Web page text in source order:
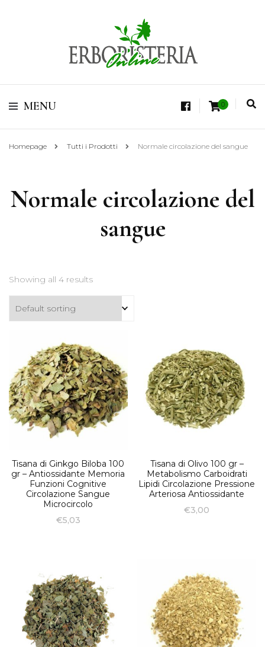
Erboristeria Shop
Online Tisane
Vendita di Botaniche, Erbe e Spezie Officinali, Tisane Terapeutiche Esclusive,
MENU 0
Homepage Tutti i Prodotti Normale circolazione del sangue
Normale circolazione del
sangue
Showing all 4 results
Tisana di Ginkgo Biloba 100
gr – Antiossidante Memoria
Funzioni Cognitive
Circolazione Sangue
Microcircolo
€5,03
Tisana di Olivo 100 gr –
Metabolismo Carboidrati
Lipidi Circolazione Pressione
Arteriosa Antiossidante
€3,00